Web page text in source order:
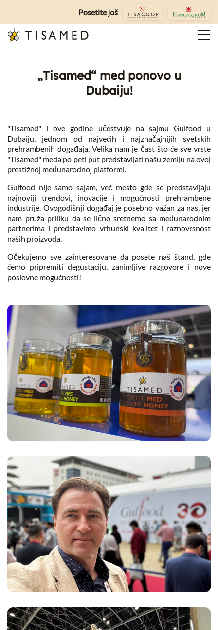
Posetite još
„Tisamed“ med ponovo u
Dubaiju!
"Tisamed" i ove godine učestvuje na sajmu Gulfood u
Dubaiju, jednom od najvećih i najznačajnijih svetskih
prehrambenih događaja. Velika nam je čast što će sve vrste
"Tisamed" meda po peti put predstavljati našu zemlju na ovoj
prestižnoj međunarodnoj platformi.
Gulfood nije samo sajam, već mesto gde se predstavljaju
najnoviji trendovi, inovacije i mogućnosti prehrambene
industrije. Ovogodišnji događaj je posebno važan za nas, jer
nam pruža priliku da se lično sretnemo sa međunarodnim
partnerima i predstavimo vrhunski kvalitet i raznovrsnost
naših proizvoda.
Očekujemo sve zainteresovane da posete naš štand, gde
ćemo pripremiti degustaciju, zanimljive razgovore i nove
poslovne mogućnosti!